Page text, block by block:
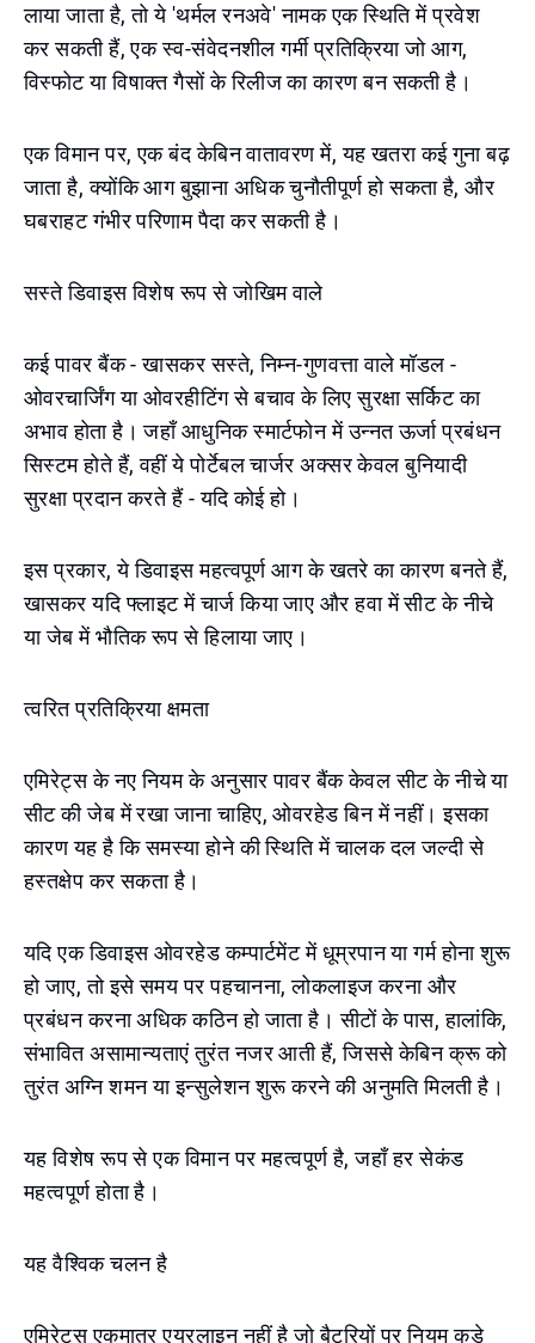
लाया जाता है, तो ये 'थर्मल रनअवे' नामक एक स्थिति में प्रवेश
कर सकती हैं, एक स्व-संवेदनशील गर्मी प्रतिक्रिया जो आग,
विस्फोट या विषाक्त गैसों के रिलीज का कारण बन सकती है।
एक विमान पर, एक बंद केबिन वातावरण में, यह खतरा कई गुना बढ़
जाता है, क्योंकि आग बुझाना अधिक चुनौतीपूर्ण हो सकता है, और
घबराहट गंभीर परिणाम पैदा कर सकती है।
सस्ते डिवाइस विशेष रूप से जोखिम वाले
कई पावर बैंक - खासकर सस्ते, निम्न-गुणवत्ता वाले मॉडल -
ओवरचार्जिंग या ओवरहीटिंग से बचाव के लिए सुरक्षा सर्किट का
अभाव होता है। जहाँ आधुनिक स्मार्टफोन में उन्नत ऊर्जा प्रबंधन
सिस्टम होते हैं, वहीं ये पोर्टेबल चार्जर अक्सर केवल बुनियादी
सुरक्षा प्रदान करते हैं - यदि कोई हो।
इस प्रकार, ये डिवाइस महत्वपूर्ण आग के खतरे का कारण बनते हैं,
खासकर यदि फ्लाइट में चार्ज किया जाए और हवा में सीट के नीचे
या जेब में भौतिक रूप से हिलाया जाए।
त्वरित प्रतिक्रिया क्षमता
एमिरेट्स के नए नियम के अनुसार पावर बैंक केवल सीट के नीचे या
सीट की जेब में रखा जाना चाहिए, ओवरहेड बिन में नहीं। इसका
कारण यह है कि समस्या होने की स्थिति में चालक दल जल्दी से
हस्तक्षेप कर सकता है।
यदि एक डिवाइस ओवरहेड कम्पार्टमेंट में धूम्रपान या गर्म होना शुरू
हो जाए, तो इसे समय पर पहचानना, लोकलाइज करना और
प्रबंधन करना अधिक कठिन हो जाता है। सीटों के पास, हालांकि,
संभावित असामान्यताएं तुरंत नजर आती हैं, जिससे केबिन क्रू को
तुरंत अग्नि शमन या इन्सुलेशन शुरू करने की अनुमति मिलती है।
यह विशेष रूप से एक विमान पर महत्वपूर्ण है, जहाँ हर सेकंड
महत्वपूर्ण होता है।
यह वैश्विक चलन है
एमिरेट्स एकमात्र एयरलाइन नहीं है जो बैटरियों पर नियम कड़े